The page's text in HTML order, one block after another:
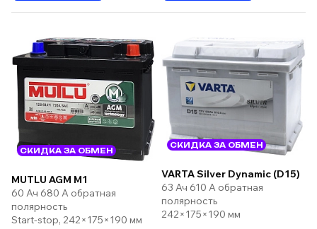
СКИДКА ЗА ОБМЕН
MUTLU AGM M1
60 Ач 680 А обратная
полярность
Start-stop, 242×175×190 мм
СКИДКА ЗА ОБМЕН
VARTA Silver Dynamic (D15)
63 Ач 610 А обратная
полярность
242×175×190 мм